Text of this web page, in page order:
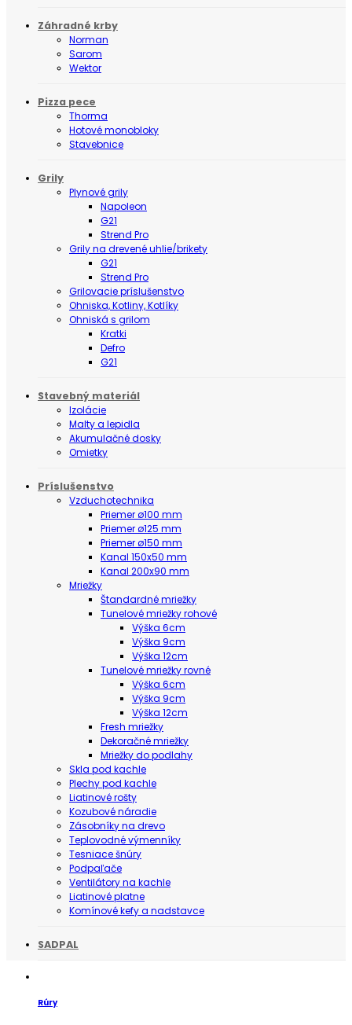
Záhradné krby
Norman
Sarom
Wektor
Pizza pece
Thorma
Hotové monobloky
Stavebnice
Grily
Plynové grily
Napoleon
G21
Strend Pro
Grily na drevené uhlie/brikety
G21
Strend Pro
Grilovacie príslušenstvo
Ohniska, Kotliny, Kotlíky
Ohniská s grilom
Kratki
Defro
G21
Stavebný materiál
Izolácie
Malty a lepidla
Akumulačné dosky
Omietky
Príslušenstvo
Vzduchotechnika
Priemer ø100 mm
Priemer ø125 mm
Priemer ø150 mm
Kanal 150x50 mm
Kanal 200x90 mm
Mriežky
Štandardné mriežky
Tunelové mriežky rohové
Výška 6cm
Výška 9cm
Výška 12cm
Tunelové mriežky rovné
Výška 6cm
Výška 9cm
Výška 12cm
Fresh mriežky
Dekoračné mriežky
Mriežky do podlahy
Skla pod kachle
Plechy pod kachle
Liatinové rošty
Kozubové náradie
Zásobníky na drevo
Teplovodné výmenníky
Tesniace šnúry
Podpaľače
Ventilátory na kachle
Liatinové platne
Komínové kefy a nadstavce
SADPAL
Rúry